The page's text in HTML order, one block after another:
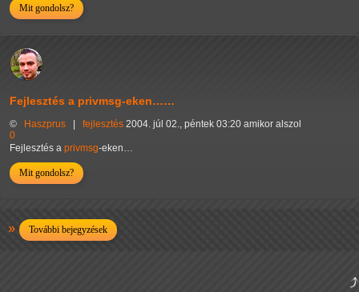
Mit gondolsz?
Fejlesztés a privmsg-eken……
© Haszprus fejlesztés 2004. júl 02., péntek 03:20 amikor alszol
0
Fejlesztés a privmsg-eken…
Mit gondolsz?
További bejegyzések